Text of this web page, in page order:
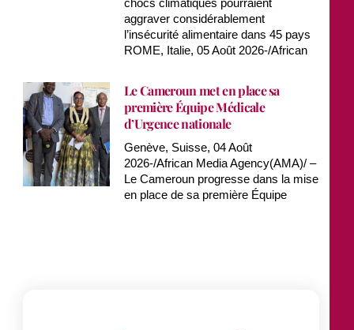
chocs climatiques pourraient
aggraver considérablement
l’insécurité alimentaire dans 45 pays
ROME, Italie, 05 Août 2026-/African
Le Cameroun met en place sa
première Équipe Médicale
d’Urgence nationale
Genève, Suisse, 04 Août
2026-/African Media Agency(AMA)/ –
Le Cameroun progresse dans la mise
en place de sa première Équipe